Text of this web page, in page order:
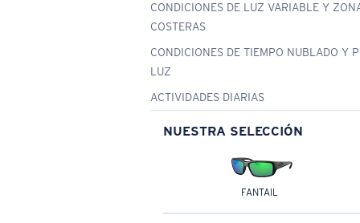
CONDICIONES DE LUZ VARIABLE Y
COSTERAS
CONDICIONES DE TIEMPO NUBLADO Y
LUZ
ACTIVIDADES DIARIAS
NUESTRA SELECCIÓN
FANTAIL